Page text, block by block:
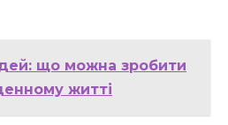
що можна зробити
житті